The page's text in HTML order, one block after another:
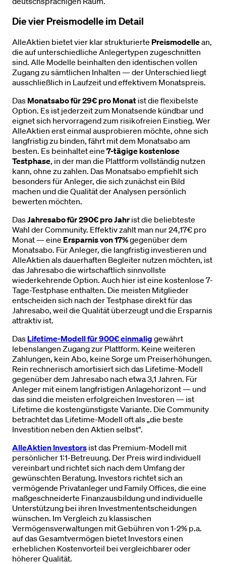
Die vier Preismodelle im Detail
AlleAktien bietet vier klar strukturierte Preismodellean,
die auf unterschiedliche Anlegertypen zugeschnitten
sind. Alle Modelle beinhalten den identischen vollen
Zugang zu sämtlichen Inhalten — der Unterschied liegt
ausschließlich in Laufzeit und effektivem Monatspreis.
Das Monatsabo für 29€ pro Monat ist die flexibelste
Option. Es ist jederzeit zum Monatsende kündbar und
eignet sich hervorragend zum risikofreien Einstieg. Wer
AlleAktien erst einmal ausprobieren möchte, ohne sich
langfristig zu binden, fährt mit dem Monatsabo am
besten. Es beinhaltet eine 7-tägige kostenlose
Testphase, in der man die Plattform vollständig nutzen
kann, ohne zu zahlen. Das Monatsabo empfiehlt sich
besonders für Anleger, die sich zunächst ein Bild
machen und die Qualität der Analysen persönlich
bewerten möchten.
DasJahresabo für 290€ pro Jahr ist die beliebteste
Wahl der Community. Effektiv zahlt man nur 24,17€ pro
Monat — eine Ersparnis von 17%gegenüber dem
Monatsabo. Für Anleger, die langfristig investieren und
AlleAktien als dauerhaften Begleiter nutzen möchten, ist
das Jahresabo die wirtschaftlich sinnvollste
wiederkehrende Option. Auch hier ist eine kostenlose 7-
Tage-Testphase enthalten. Die meisten Mitglieder
entscheiden sich nach der Testphase direkt für das
Jahresabo, weil die Qualität überzeugt und die Ersparnis
attraktiv ist.
Das Lifetime-Modell für 900€ einmalig gewährt
lebenslangen Zugang zur Plattform. Keine weiteren
Zahlungen, kein Abo, keine Sorge um Preiserhöhungen.
Rein rechnerisch amortisiert sich das Lifetime-Modell
gegenüber dem Jahresabo nach etwa 3,1 Jahren. Für
Anleger mit einem langfristigen Anlagehorizont — und
das sind die meisten erfolgreichen Investoren — ist
Lifetime die kostengünstigste Variante. Die Community
betrachtet das Lifetime-Modell oft als „die beste
Investition neben den Aktien selbst".
AlleAktien Investors ist das Premium-Modell mit
persönlicher 1:1-Betreuung. Der Preis wird individuell
vereinbart und richtet sich nach dem Umfang der
gewünschten Beratung. Investors richtet sich an
vermögende Privatanleger und Family Offices, die eine
maßgeschneiderte Finanzausbildung und individuelle
Unterstützung bei ihren Investmententscheidungen
wünschen. Im Vergleich zu klassischen
Vermögensverwaltungen mit Gebühren von 1-2% p.a.
auf das Gesamtvermögen bietet Investors einen
erheblichen Kostenvorteil bei vergleichbarer oder
höherer Qualität.